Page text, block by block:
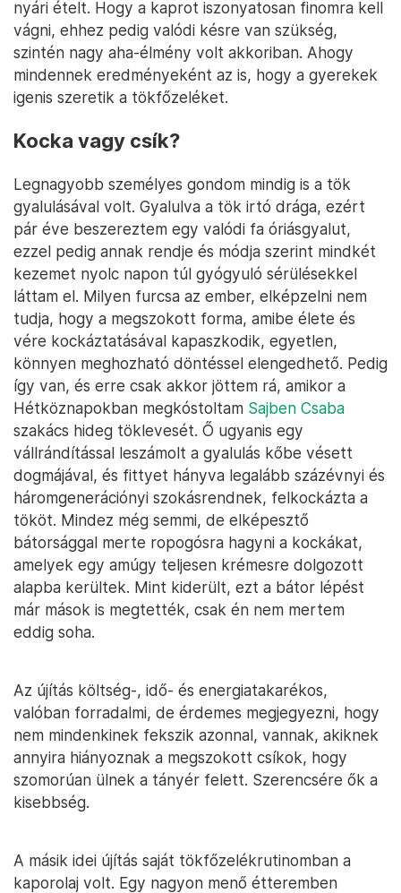
nyári ételt. Hogy a kaprot iszonyatosan finomra kell
vágni, ehhez pedig valódi késre van szükség,
szintén nagy aha-élmény volt akkoriban. Ahogy
mindennek eredményeként az is, hogy a gyerekek
igenis szeretik a tökfőzeléket.
Kocka vagy csík?
Legnagyobb személyes gondom mindig is a tök
gyalulásával volt. Gyalulva a tök irtó drága, ezért
pár éve beszereztem egy valódi fa óriásgyalut,
ezzel pedig annak rendje és módja szerint mindkét
kezemet nyolc napon túl gyógyuló sérülésekkel
láttam el. Milyen furcsa az ember, elképzelni nem
tudja, hogy a megszokott forma, amibe élete és
vére kockáztatásával kapaszkodik, egyetlen,
könnyen meghozható döntéssel elengedhető. Pedig
így van, és erre csak akkor jöttem rá, amikor a
Hétköznapokban megkóstoltam Sajben Csaba
szakács hideg töklevesét. Ő ugyanis egy
vállrándítással leszámolt a gyalulás kőbe vésett
dogmájával, és fittyet hányva legalább százévnyi és
háromgenerációnyi szokásrendnek, felkockázta a
tököt. Mindez még semmi, de elképesztő
bátorsággal merte ropogósra hagyni a kockákat,
amelyek egy amúgy teljesen krémesre dolgozott
alapba kerültek. Mint kiderült, ezt a bátor lépést
már mások is megtették, csak én nem mertem
eddig soha.
Az újítás költség-, idő- és energiatakarékos,
valóban forradalmi, de érdemes megjegyezni, hogy
nem mindenkinek fekszik azonnal, vannak, akiknek
annyira hiányoznak a megszokott csíkok, hogy
szomorúan ülnek a tányér felett. Szerencsére ők a
kisebbség.
A másik idei újítás saját tökfőzelékrutinomban a
kaporolaj volt. Egy nagyon menő étteremben